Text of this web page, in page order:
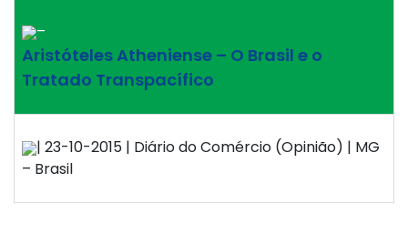
–
Aristóteles Atheniense – O Brasil e o
Tratado Transpacífico
| 23-10-2015 | Diário do Comércio (Opinião) | MG
– Brasil